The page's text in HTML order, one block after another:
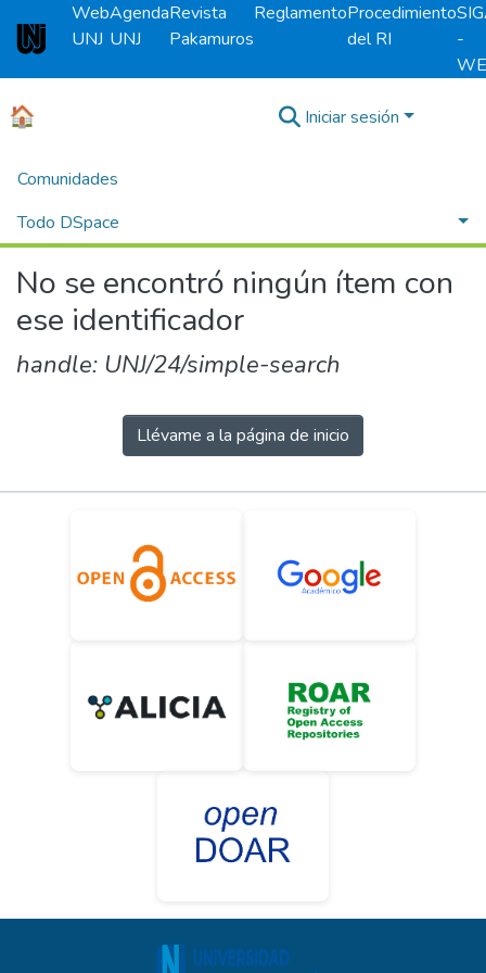
Universidad Nacional de Jaén
Web
UNJ
Agenda
UNJ
Revista
Pakamuros
ReglamentoProcedimiento
del RI
-
🏠 Iniciar sesión
Comunidades
Todo DSpace
No se encontró ningún ítem con
ese identificador
handle: UNJ/24/simple-search
Llévame a la página de inicio